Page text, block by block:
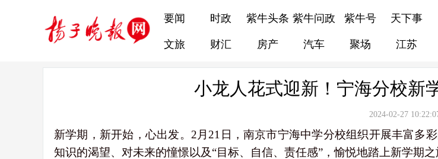
要闻 时政 紫牛头条 紫牛问政 紫牛号 天下事
文旅 财汇 房产 汽车 聚场 江苏
小龙人花式迎新！宁海分校新
2024-02-27
新学期，新开始，心出发。2月21日，南京市宁海中学分校组织开展丰富多
知识的渴望、对未来的憧憬以及“目标、自信、责任感”，愉悦地踏上新学期之